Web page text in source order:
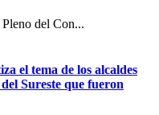
del Con...
el tema de los alcaldes
Sureste que fueron